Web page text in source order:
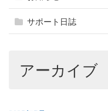
サポート日誌
アーカイブ